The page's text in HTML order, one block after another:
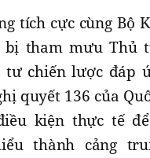
tích cực cùng Bộ
tham mưu Thủ
tư chiến lược đáp
quyết 136 của
kiện thực tế
thành cảng